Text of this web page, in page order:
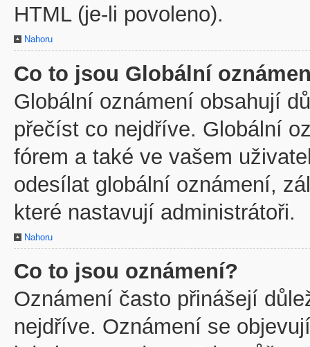
HTML (je-li povoleno).
Nahoru
Co to jsou Globální
Globální oznámení obsahují
přečíst co nejdříve. Globální
fórem a také ve vašem
odesílat globální oznámení,
které nastavují administrátoři.
Nahoru
Co to jsou oznámení?
Oznámení často přinášejí
nejdříve. Oznámení se